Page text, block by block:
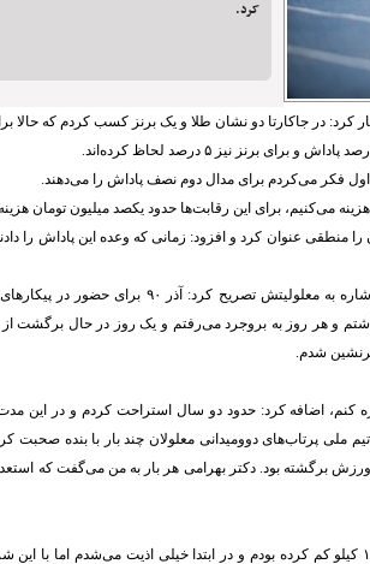
کرد.
اول فکر می‌کردم برای مدال دوم نصف پاداش را می‌دهند.
می‌کنیم، برای این رقابت‌ها حدود یکصد میلیون تومان
تبدیل هر سکه به ۳ میلیون تومان را منطقی عنوان کرد و افزود: زمانی که وعده این
وی که الان در پرتاب‌های معلولان فعالیت می‌کند، با اشاره به معلولیتش
و هر روز به بروجرد می‌رفتم و یک روز در حال برگشت
شدم.
پرتاب‌های دوومیدانی معلولان چند بار با بنده صحبت
برگشته بود. دکتر بهرامی هر بار به من می‌گفت که
این ورزشکار لرستانی یادآور شد: واقعاً سخت بود، ۱۰۴ کیلو کم کرده بودم و در ابتدا خیلی اذیت می‌شدم